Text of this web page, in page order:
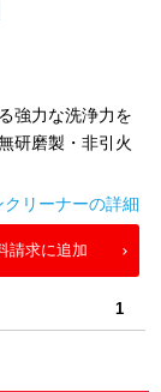
強力な洗浄力を
研磨製・非引火
リーナーの詳細
請求に追加
1